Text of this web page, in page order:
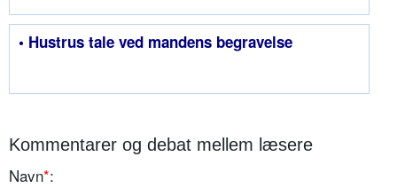
• Hustrus tale ved mandens begravelse
Kommentarer og debat mellem læsere
Navn*: